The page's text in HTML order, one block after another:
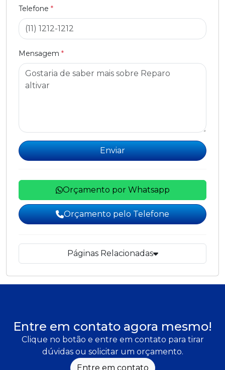
Telefone *
Mensagem *
Enviar
Orçamento por Whatsapp
Orçamento pelo Telefone
Páginas Relacionadas
Entre em contato agora mesmo!
Clique no botão e entre em contato para tirar
dúvidas ou solicitar um orçamento.
Entre em contato